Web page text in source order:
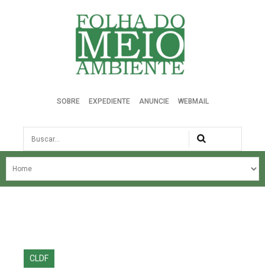
Folha do Meio Ambiente
SOBRE EXPEDIENTE ANUNCIE WEBMAIL
Busca
NOSSA HISTÓRIA
EDIÇÕES ANTERIORES
CLDF